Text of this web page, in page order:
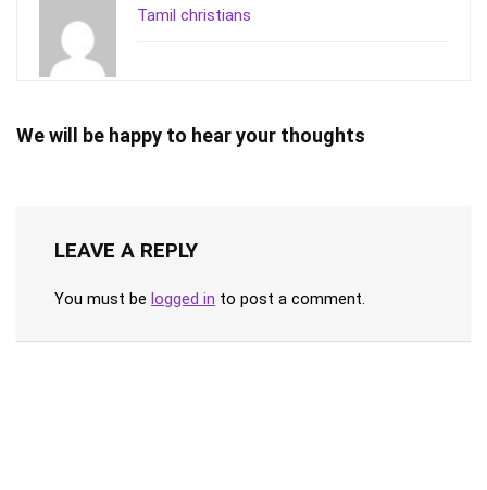
Tamil christians
We will be happy to hear your thoughts
LEAVE A REPLY
You must be logged in to post a comment.